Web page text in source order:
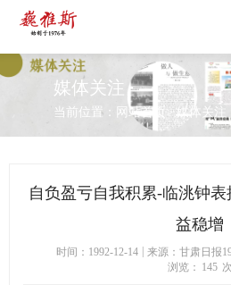
媒体关注
当前位置： 网站首页 >媒体关注
自负盈亏自我积累-临洮钟
益稳增
时间：1992-12-14 来源：甘肃日报
浏览： 145 次